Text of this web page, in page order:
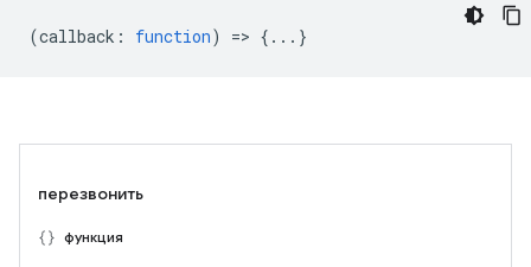
(callback : function) => {...}
перезвонить
функция